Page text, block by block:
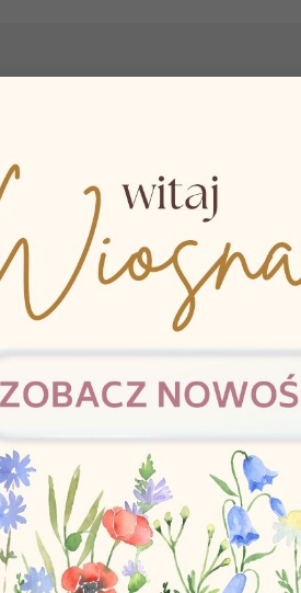
pisarskich, podczas których
i nieprzygotowanie nauczycieli do
Nauczyciele omijają zagadnienia
do prowadzenia lekcji
Pani się rozzłościła i wyszła z klasy
jesteśmy sobie winni. Nie potrafiliśmy się
wszystkie dzieci mają prawo do
Mogłem ich zrozumieć dwadzieścia pięć lat